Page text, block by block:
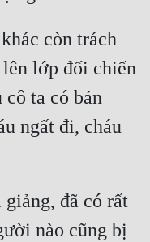
còn trách
lên lớp đối chiến
cô ta có bản
ngất đi, cháu
đã có rất
nào cũng bị